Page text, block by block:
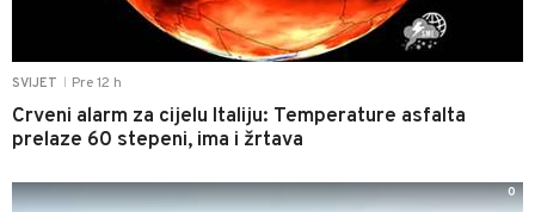
SVIJET Pre 12 h
Crveni alarm za cijelu Italiju: Temperature asfalta
prelaze 60 stepeni, ima i žrtava
0